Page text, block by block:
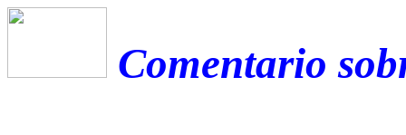
Comentario